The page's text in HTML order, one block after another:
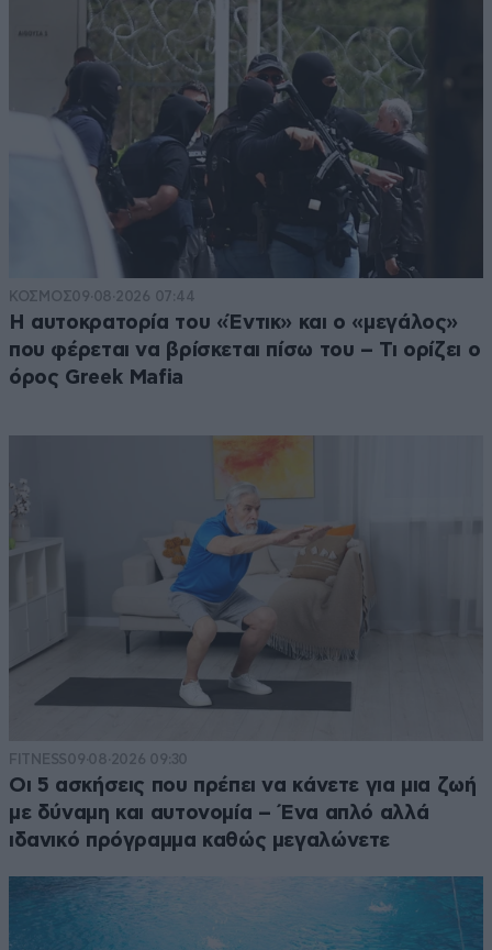
ΚΟΣΜΟΣ09·08·2026 07:44
Η αυτοκρατορία του «Έντικ» και ο «μεγάλος»
που φέρεται να βρίσκεται πίσω του – Τι ορίζει ο
όρος Greek Mafia
FITNESS09·08·2026 09:30
Οι 5 ασκήσεις που πρέπει να κάνετε για μια ζωή
με δύναμη και αυτονομία – Ένα απλό αλλά
ιδανικό πρόγραμμα καθώς μεγαλώνετε